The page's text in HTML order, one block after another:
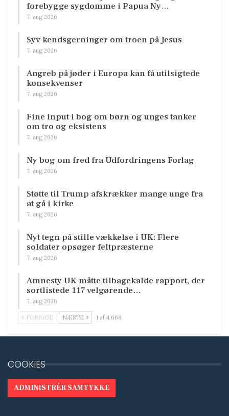
forebygge sygdomme i Papua Ny…
7. aug 2026
Syv kendsgerninger om troen på Jesus
7. aug 2026
Angreb på jøder i Europa kan få utilsigtede
konsekvenser
7. aug 2026
Fine input i bog om børn og unges tanker
om tro og eksistens
7. aug 2026
Ny bog om fred fra Udfordringens Forlag
7. aug 2026
Støtte til Trump afskrækker mange unge fra
at gå i kirke
7. aug 2026
Nyt tegn på stille vækkelse i UK: Flere
soldater opsøger feltpræsterne
7. aug 2026
Amnesty UK måtte tilbagekalde rapport, der
sortlistede 117 velgørende…
7. aug 2026
FORRIGE NÆSTE 1 af 4.668
COOKIES
ADMINISTRÉR SAMTYKKE